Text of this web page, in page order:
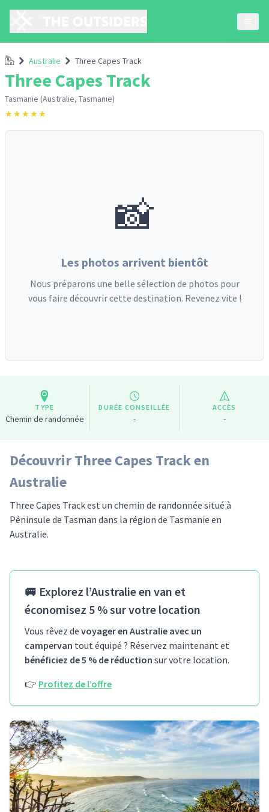
AccueilAustralie Three Capes Track
Three Capes Track
Tasmanie (Australie, Tasmanie)
★★★★★
📸
Les photos arrivent bientôt
Nous préparons une belle sélection de photos pour
vous faire découvrir cette destination. Revenez vite !
TYPE
Chemin de randonnée
DURÉE CONSEILLÉE
-
ACCÈS
-
Découvrir Three Capes Track en
Australie
Three Capes Track est un chemin de randonnée situé à
Péninsule de Tasman dans la région de Tasmanie en
Australie.
🚐 Explorez l’Australie en van et
économisez 5 % sur votre location
Vous rêvez de voyager en Australie avec un
campervan tout équipé ? Réservez maintenant et
bénéficiez de 5 % de réduction sur votre location.
👉 Profitez de l’offre